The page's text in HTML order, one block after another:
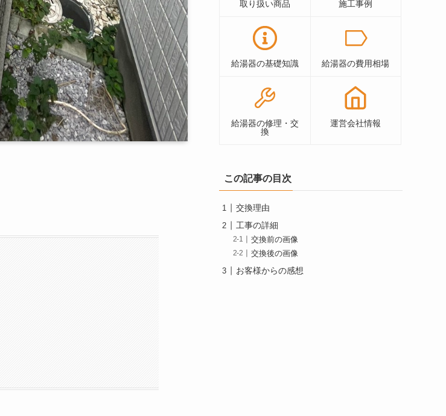
取り扱い商品 施工事例
給湯器の基礎知識 給湯器の費用相場
給湯器の修理・交
換
運営会社情報
この記事の目次
交換理由
工事の詳細
交換前の画像
交換後の画像
お客様からの感想